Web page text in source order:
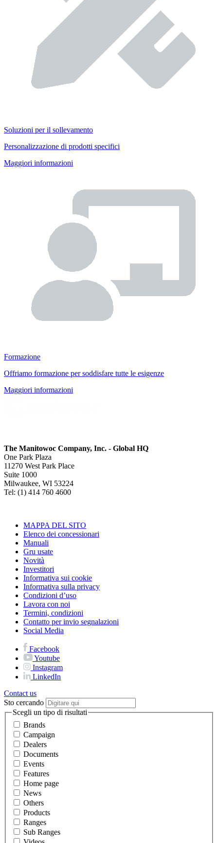
Soluzioni per il sollevamento
Personalizzazione di prodotti specifici
Maggiori informazioni
Formazione
Offriamo formazione per soddisfare tutte le esigenze
Maggiori informazioni
The Manitowoc Company, Inc. - Global HQ
One Park Plaza
11270 West Park Place
Suite 1000
Milwaukee, WI 53224
Tel: (1) 414 760 4600
MAPPA DEL SITO
Elenco dei concessionari
Manuali
Gru usate
Novità
Investitori
Informativa sui cookie
Informativa sulla privacy
Condizioni d’uso
Lavora con noi
Termini, condizioni
Contatto per invio segnalazioni
Social Media
Facebook
Youtube
Instagram
LinkedIn
Contact us
Sto cercando
Scegli un tipo di risultati
Brands
Campaign
Dealers
Documents
Events
Features
Home page
News
Others
Products
Ranges
Sub Ranges